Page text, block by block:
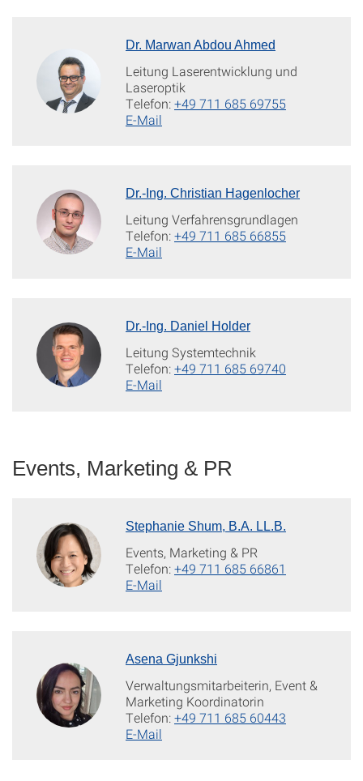
Dr. Marwan Abdou Ahmed
Leitung Laserentwicklung und
Laseroptik
Telefon:+49 711 685 69755
E-Mail
Dr.-Ing. Christian Hagenlocher
Leitung Verfahrensgrundlagen
Telefon:+49 711 685 66855
E-Mail
Dr.-Ing. Daniel Holder
Leitung Systemtechnik
Telefon:+49 711 685 69740
E-Mail
Events, Marketing & PR
Stephanie Shum, B.A. LL.B.
Events, Marketing & PR
Telefon:+49 711 685 66861
E-Mail
Asena Gjunkshi
Verwaltungsmitarbeiterin, Event &
Marketing Koordinatorin
Telefon:+49 711 685 60443
E-Mail